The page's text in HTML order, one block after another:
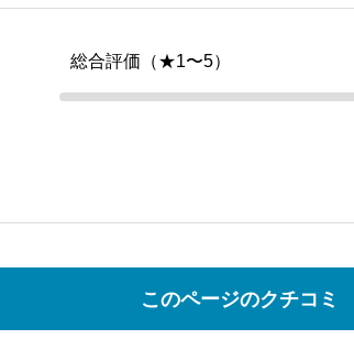
総合評価（★1〜5）
このページのクチコミ